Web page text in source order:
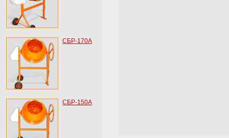
СБР-170А
СБР-150А